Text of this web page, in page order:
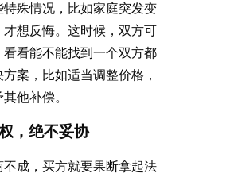
特殊情况，比如家庭突发变
才想反悔。这时候，双方可
看看能不能找到一个双方都
案，比如适当调整价格，
他补偿。
，绝不妥协
不成，买方就要果断拿起法